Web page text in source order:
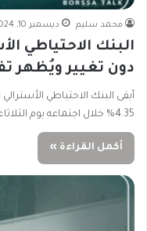
محمد سليم ديسمبر 10, 2024
البنك الاحتياطي
دون تغيير ويُظهر
4.35% خلال اجتماعه يوم الثلاثاء، معبرًا عن تفاؤل متزايد…
أكمل القراءة »